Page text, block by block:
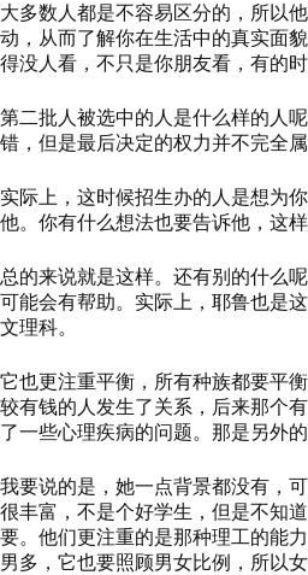
大多数人都是不容易区分的，所以
动，从而了解你在生活中的真实面
得没人看，不只是你朋友看，有的
第二批人被选中的人是什么样的人
错，但是最后决定的权力并不完全
实际上，这时候招生办的人是想为
他。你有什么想法也要告诉他，这
总的来说就是这样。还有别的什么
可能会有帮助。实际上，耶鲁也是
文理科。
它也更注重平衡，所有种族都要平
较有钱的人发生了关系，后来那个
了一些心理疾病的问题。那是另外
我要说的是，她一点背景都没有，
很丰富，不是个好学生，但是不知
要。他们更注重的是那种理工的能
男多，它也要照顾男女比例，所以